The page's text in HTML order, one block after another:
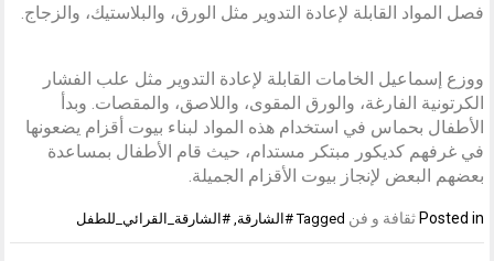
فصل المواد القابلة لإعادة التدوير مثل الورق، والبلاستيك، والزجاج.
ووزع إسماعيل الخامات القابلة لإعادة التدوير مثل علب الفشار
الكرتونية الفارغة، والورق المقوى، واللاصق، والمقصات. وبدأ
الأطفال بحماس في استخدام هذه المواد لبناء بيوت أقزام يضعونها
في غرفهم كديكور مبتكر مستدام، حيث قام الأطفال بمساعدة
بعضهم البعض لإنجاز بيوت الأقزام الجميلة.
Posted in ثقافة و فن Tagged #الشارقة ,#الشارقة_القرائي_للطفل